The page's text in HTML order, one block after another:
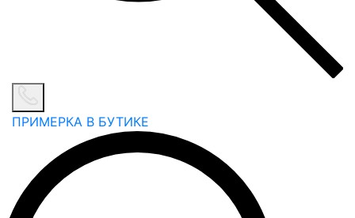
ПРИМЕРКА В БУТИКЕ